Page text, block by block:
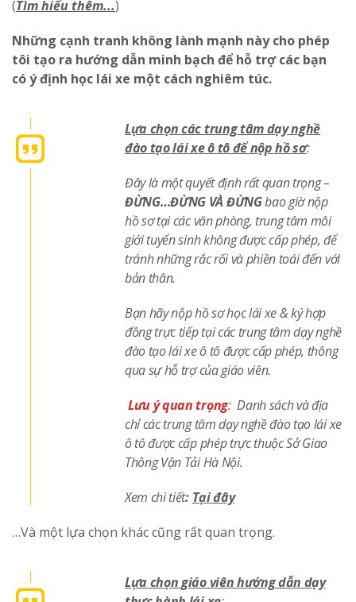
(Tìm hiểu thêm...)
Những cạnh tranh không lành mạnh này cho phép
tôi tạo ra hướng dẫn minh bạch để hỗ trợ các bạn
có ý định học lái xe một cách nghiêm túc.
Lựa chọn các trung tâm dạy nghề
đào tạo lái xe ô tô để nộp hồ sơ:
Đây là một quyết định rất quan trọng –
ĐỪNG…ĐỪNG VÀ ĐỪNGbao giờ nộp
hồ sơ tại các văn phòng, trung tâm môi
giới tuyển sinh không được cấp phép, để
tránh những rắc rối và phiền toái đến với
bản thân.
Bạn hãy nộp hồ sơ học lái xe & ký hợp
đồng trực tiếp tại các trung tâm dạy nghề
đào tạo lái xe ô tô được cấp phép, thông
qua sự hỗ trợ của giáo viên.
Lưu ý quan trọng: Danh sách và địa
chỉ các trung tâm dạy nghề đào tạo lái xe
ô tô được cấp phép trực thuộc Sở Giao
Thông Vận Tải Hà Nội.
Xem chi tiết: Tại đây
…Và một lựa chọn khác cũng rất quan trọng.
Lựa chọn giáo viên hướng dẫn dạy